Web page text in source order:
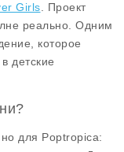
Girls . Проект
реально. Одним
которое
детские
для Poptropica: